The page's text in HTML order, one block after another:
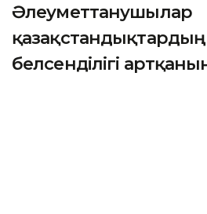
Әлеуметтанушылар
белсенділігі